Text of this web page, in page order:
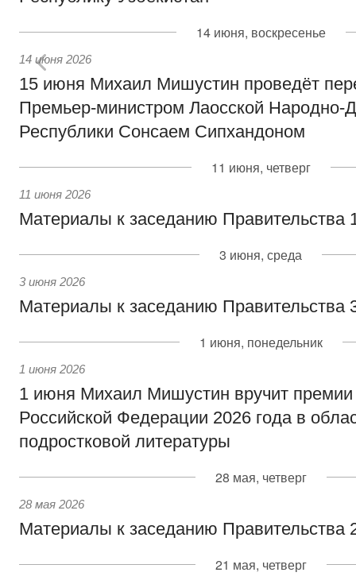
14 июня, воскресенье
14 июня 2026
15 июня Михаил Мишустин проведёт
Премьер-министром Лаосской Народно-
Республики Сонсаем Сипхандоном
11 июня, четверг
11 июня 2026
Материалы к заседанию Правительства
3 июня, среда
3 июня 2026
Материалы к заседанию Правительства
1 июня, понедельник
1 июня 2026
1 июня Михаил Мишустин вручит премии
Российской Федерации 2026 года в
подростковой литературы
28 мая, четверг
28 мая 2026
Материалы к заседанию Правительства
21 мая, четверг